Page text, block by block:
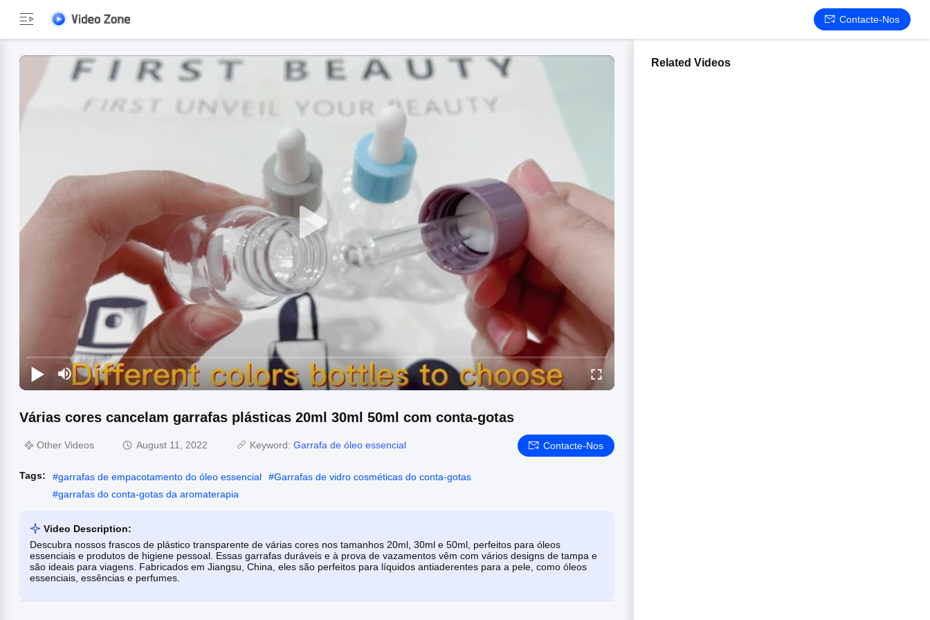
Contacte-Nos
Várias cores cancelam garrafas plásticas 20ml 30ml 50ml com conta-gotas
Other Videos August 11, 2022 Keyword: Garrafa de óleo essencial Contacte-Nos
Tags: #garrafas de empacotamento do óleo essencial #Garrafas de vidro cosméticas do conta-gotas
#garrafas do conta-gotas da aromaterapia
Video Description:
Descubra nossos frascos de plástico transparente de várias cores nos tamanhos 20ml, 30ml e 50ml, perfeitos para óleos
essenciais e produtos de higiene pessoal. Essas garrafas duráveis ​​e à prova de vazamentos vêm com vários designs de tampa e
são ideais para viagens. Fabricados em Jiangsu, China, eles são perfeitos para líquidos antiaderentes para a pele, como óleos
essenciais, essências e perfumes.
Related Videos